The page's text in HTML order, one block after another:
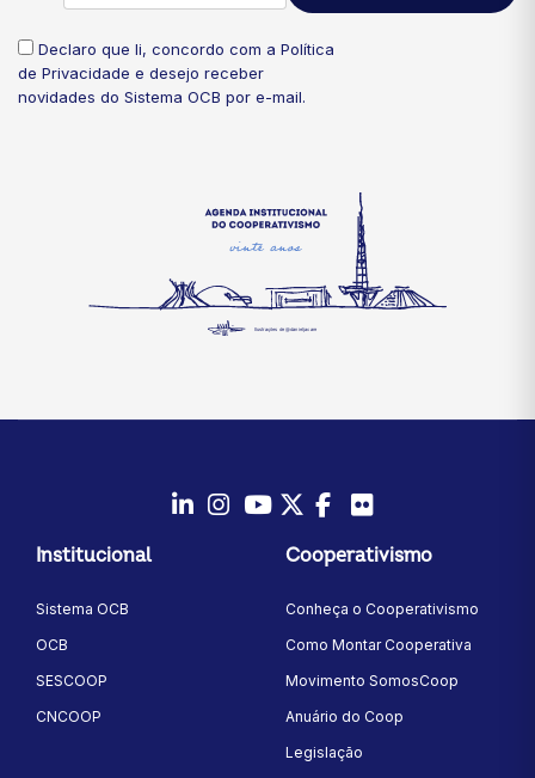
Declaro que li, concordo com a Política
de Privacidade e desejo receber
novidades do Sistema OCB por e-mail.
Instagram
YoutubeTwitter/X
Facebook
Institucional
Sistema OCB
OCB
SESCOOP
CNCOOP
Cooperativismo
Conheça o Cooperativismo
Como Montar Cooperativa
Movimento SomosCoop
Anuário do Coop
Legislação